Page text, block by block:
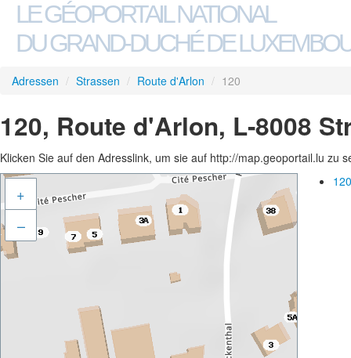
LE GÉOPORTAIL NATIONAL
DU GRAND-DUCHÉ DE
Adressen / Strassen / Route d'Arlon / 120
120, Route d'Arlon, L-8008
Klicken Sie auf den Adresslink, um sie auf http://map.geoportail.lu zu
+
–